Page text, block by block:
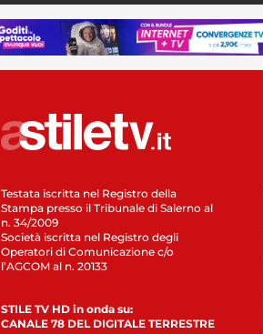
Testata iscritta nel Registro della
Stampa presso il Tribunale di Salerno al
n. 34/2009
Società iscritta nel Registro degli
Operatori di Comunicazione c/o
l’AGCOM al n. 20133
STILE TV HD in onda su:
CANALE 78 DEL DIGITALE TERRESTRE